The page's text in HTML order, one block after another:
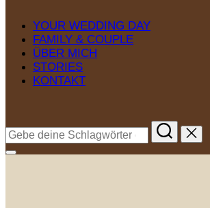
YOUR WEDDING DAY
FAMILY & COUPLE
ÜBER MICH
STORIES
KONTAKT
Suchen
nach:
Seitenleiste